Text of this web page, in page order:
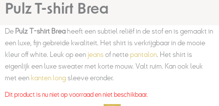
Pulz T-shirt Brea
De Pulz T-shirt Brea heeft een subtiel reliëf in de stof en is gemaakt in
een luxe, fijn gebreide kwaliteit. Het shirt is verkrijgbaar in de mooie
kleur off white. Leuk op een jeansof nettepantalon . Het shirt is
eigenlijk een luxe sweater met korte mouw. Valt ruim. Kan ook leuk
met een kanten long sleeve eronder.
Dit product is nu niet op voorraad en niet beschikbaar.